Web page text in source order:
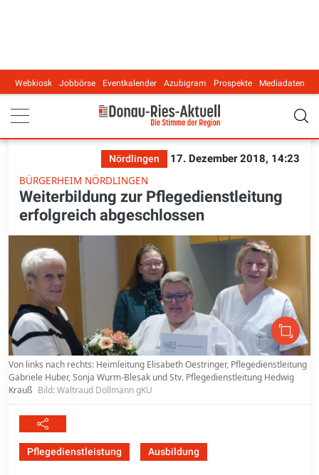
Main navigation
Webkiosk Jobbörse Eventkalender Azubigram Prospekte Mediadaten
Nördlingen
17. Dezember 2018, 14:23
BÜRGERHEIM NÖRDLINGEN
Weiterbildung zur Pflegedienstleitung
erfolgreich abgeschlossen
Von links nach rechts: Heimleitung Elisabeth Oestringer, Pflegedienstleitung
Gabriele Huber, Sonja Wurm-Blesak und Stv. Pflegedienstleitung Hedwig
Krauß Bild: Waltraud Dollmann gKU
Pflegedienstleistung Ausbildung